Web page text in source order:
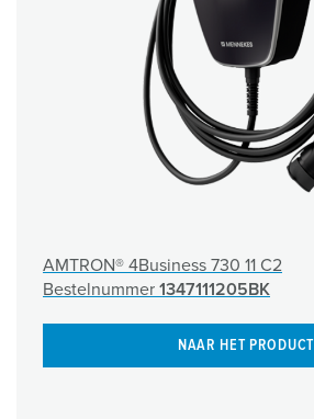
AMTRON® 4Business 730 11 C2
Bestelnummer 1347111205BK
NAAR HET PRODUCT